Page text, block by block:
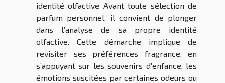
identité olfactive Avant toute sélection de
parfum personnel, il convient de plonger
dans l’analyse de sa propre identité
olfactive. Cette démarche implique de
revisiter ses préférences fragrance, en
s’appuyant sur les souvenirs d’enfance, les
émotions suscitées par certaines odeurs ou